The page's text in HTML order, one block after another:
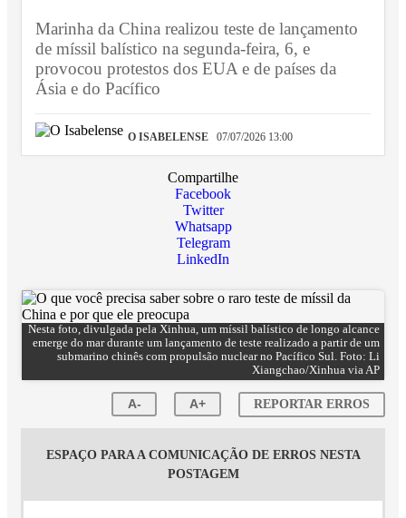
Marinha da China realizou teste de lançamento
de míssil balístico na segunda-feira, 6, e
provocou protestos dos EUA e de países da
Ásia e do Pacífico
O ISABELENSE 07/07/2026 13:00
Compartilhe
Facebook
Twitter
Whatsapp
Telegram
LinkedIn
Nesta foto, divulgada pela Xinhua, um míssil balístico de longo alcance
emerge do mar durante um lançamento de teste realizado a partir de um
submarino chinês com propulsão nuclear no Pacífico Sul. Foto: Li
Xiangchao/Xinhua via AP
A- A+ REPORTAR ERROS
ESPAÇO PARA A COMUNICAÇÃO DE ERROS NESTA
POSTAGEM